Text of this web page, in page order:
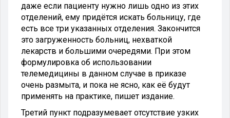
даже если пациенту нужно лишь одно из этих
отделений, ему придётся искать больницу, где
есть все три указанных отделения. Закончится
это загруженность больниц, нехваткой
лекарств и большими очередями. При этом
формулировка об использовании
телемедицины в данном случае в приказе
очень размыта, и пока не ясно, как её будут
применять на практике, пишет издание.
Третий пункт подразумевает отсутствие узких